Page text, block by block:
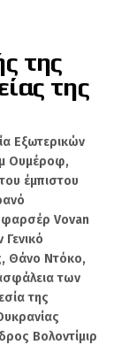
Άγκυρα, ως
ειρήνης,
στην
LNG, οι
ως
ως
και
της
της
Εξωτερικών
Ουμέροφ,
έμπιστου
φαρσέρ Vovan
Θάνο Ντόκο,
των
της
Βολοντίμιρ